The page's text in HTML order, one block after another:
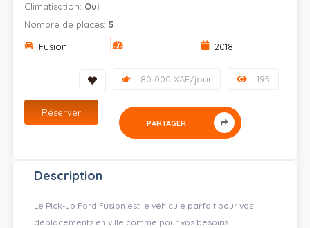
Climatisation: Oui
Nombre de places:5
Fusion
2018
195
80 000 XAF/jour
Réserver
PARTAGER
Description
Le Pick‑up Ford Fusion est le véhicule parfait pour vos
déplacements en ville comme pour vos besoins